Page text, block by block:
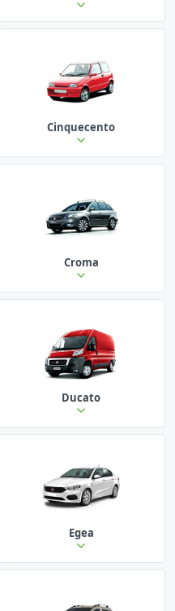
Cinquecento
Croma
Ducato
Egea